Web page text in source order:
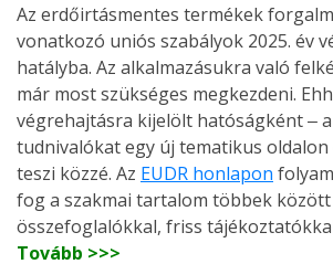
Az erdőirtásmentes termékek
vonatkozó uniós szabályok 2025. év
hatályba. Az alkalmazásukra való
már most szükséges megkezdeni.
végrehajtásra kijelölt hatóságként ‒
tudnivalókat egy új tematikus oldalon
teszi közzé. Az EUDR honlapon
fog a szakmai tartalom többek
összefoglalókkal, friss
Tovább >>>